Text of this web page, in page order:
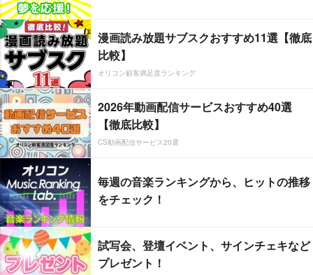
漫画読み放題サブスクおすすめ11選【徹底
比較】
オリコン顧客満足度ランキング
2026年動画配信サービスおすすめ40選
【徹底比較】
CS動画配信サービス20選
毎週の音楽ランキングから、ヒットの推移
をチェック！
試写会、登壇イベント、サインチェキなど
プレゼント！